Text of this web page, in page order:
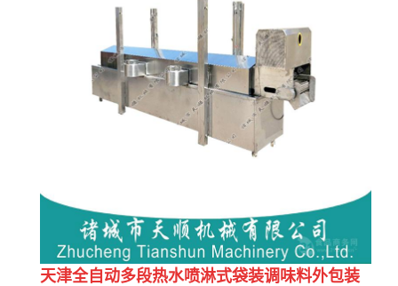
天津全自动多段热水喷淋式袋装调味料外包装